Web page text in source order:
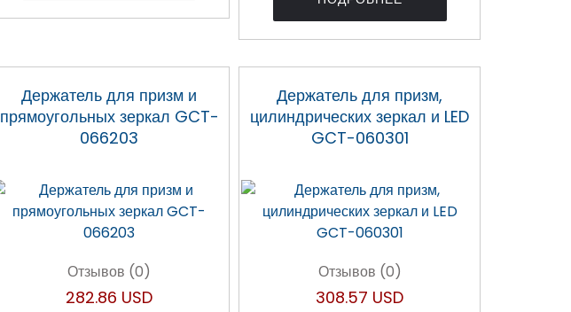
Держатель для призм и
прямоугольных зеркал GCT-
066203
Отзывов (0)
282.86 USD
Держатель для призм,
цилиндрических зеркал и LED
GCT-060301
Отзывов (0)
308.57 USD